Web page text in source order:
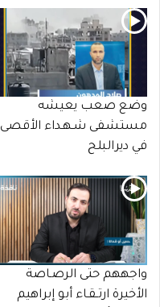
وضع صعب يعيشه
مستشفى شـهـداء الأقصى
في ديرالبلح
واجههم حتى الرصـاصة
الأخيرة ارتـقـاء أبو إبراهيم